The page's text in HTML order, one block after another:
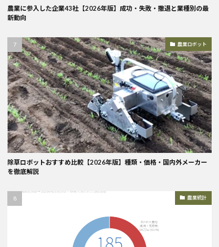
農業に参入した企業43社【2026年版】成功・失敗・撤退と業種別の最
新動向
農業ロボット
除草ロボットおすすめ比較【2026年版】種類・価格・国内外メーカー
を徹底解説
農業統計